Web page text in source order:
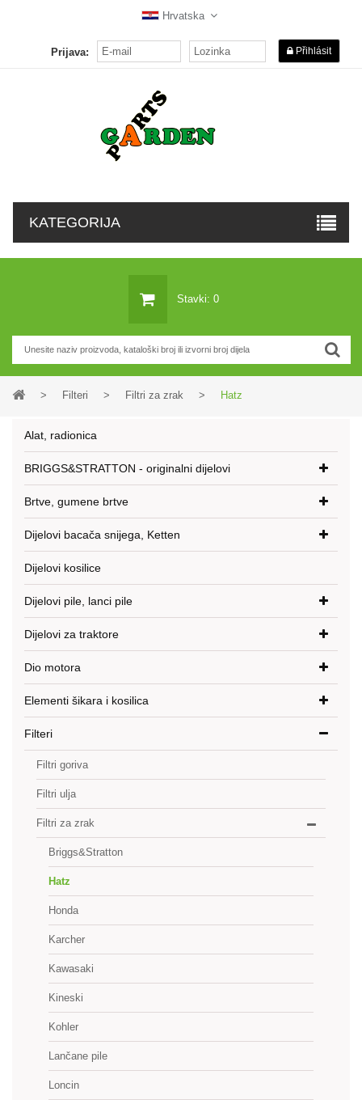
Hrvatska
Prijava: Přihlásit
KATEGORIJA
Stavki: 0
> Filteri > Filtri za zrak > Hatz
Alat, radionica
BRIGGS&STRATTON - originalni dijelovi
Brtve, gumene brtve
Dijelovi bacača snijega, Ketten
Dijelovi kosilice
Dijelovi pile, lanci pile
Dijelovi za traktore
Dio motora
Elementi šikara i kosilica
Filteri
Filtri goriva
Filtri ulja
Filtri za zrak
Briggs&Stratton
Hatz
Honda
Karcher
Kawasaki
Kineski
Kohler
Lančane pile
Loncin